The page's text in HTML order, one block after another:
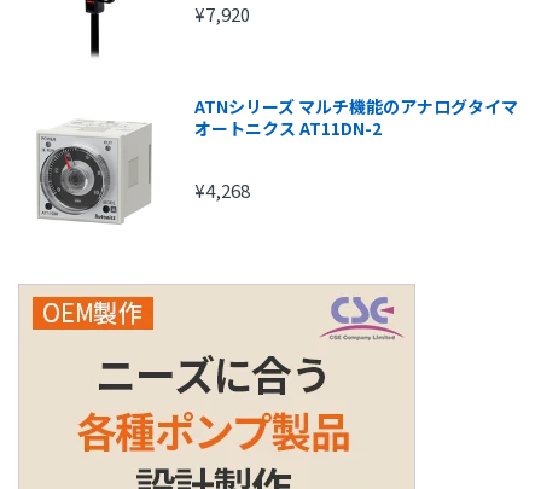
¥7,920
ATNシリーズ マルチ機能のアナログタイマ
オートニクス AT11DN-2
¥4,268